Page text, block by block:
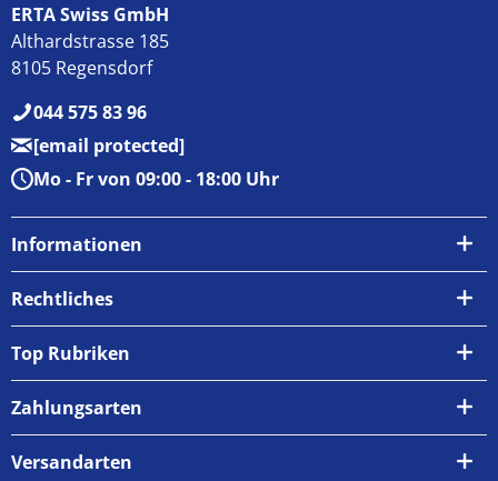
ERTA Swiss GmbH
Althardstrasse 185
8105 Regensdorf
044 575 83 96
[email protected]
Mo - Fr von 09:00 - 18:00 Uhr
Informationen
Über uns
Zahlungsarten
Versand & Abholung
Newsletter
Rechtliches
AGB
Widerrufsrecht
Top Rubriken
Zahlungsarten
Versandarten